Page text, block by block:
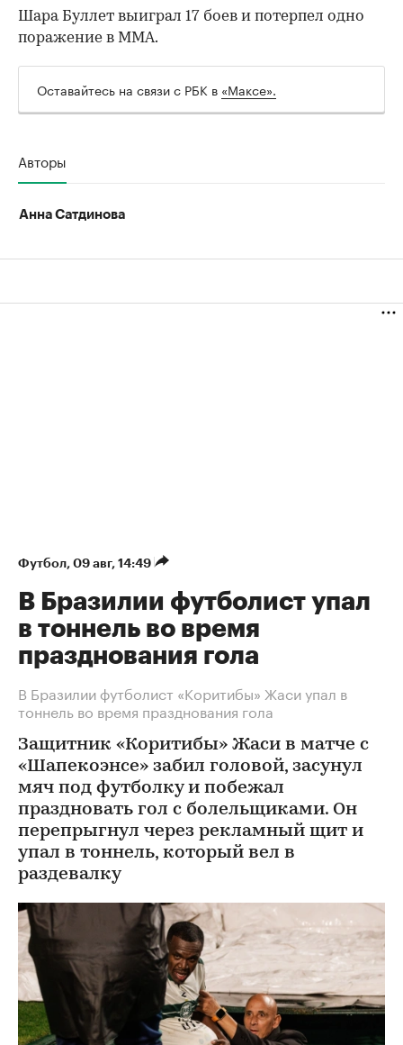
00:00 / 00:00
Шара Буллет выиграл 17 боев и потерпел одно
поражение в ММА.
Оставайтесь на связи с РБК в «Максе».
Авторы
Анна Сатдинова
Футбол 09 авг, 14:49
В Бразилии футболист упал
в тоннель во время
празднования гола
В Бразилии футболист «Коритибы» Жаси упал в
тоннель во время празднования гола
Защитник «Коритибы» Жаси в матче с
«Шапекоэнсе» забил головой, засунул
мяч под футболку и побежал
праздновать гол с болельщиками. Он
перепрыгнул через рекламный щит и
упал в тоннель, который вел в
раздевалку